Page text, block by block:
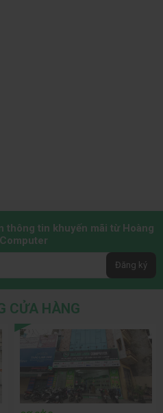
thông tin khuyến mãi từ Hoàng
Đăng ký
CỬA HÀNG